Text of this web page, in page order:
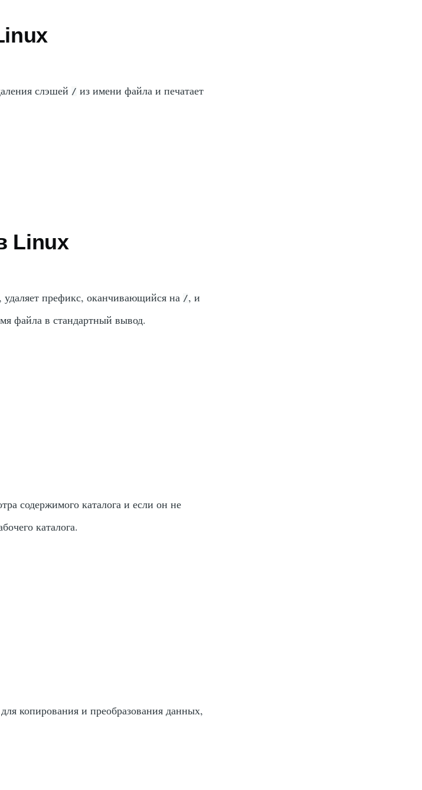
слэшей / из имени файла и печатает
Linux
удаляет префикс, оканчивающийся на /, и
файла в стандартный вывод.
содержимого каталога и если он не
каталога.
копирования и преобразования данных,